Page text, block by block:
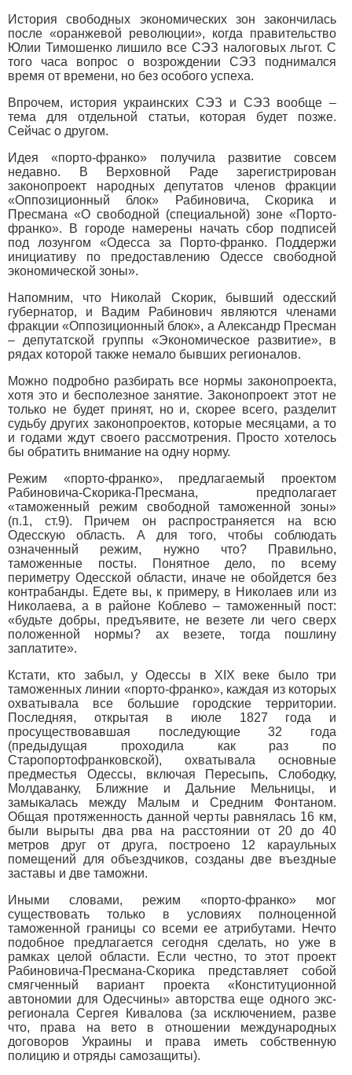
История свободных экономических зон закончилась
после «оранжевой революции», когда правительство
Юлии Тимошенко лишило все СЭЗ налоговых льгот. С
того часа вопрос о возрождении СЭЗ поднимался
время от времени, но без особого успеха.
Впрочем, история украинских СЭЗ и СЭЗ вообще –
тема для отдельной статьи, которая будет позже.
Сейчас о другом.
Идея «порто-франко» получила развитие совсем
недавно. В Верховной Раде зарегистрирован
законопроект народных депутатов членов фракции
«Оппозиционный блок» Рабиновича, Скорика и
Пресмана «О свободной (специальной) зоне «Порто-
франко». В городе намерены начать сбор подписей
под лозунгом «Одесса за Порто-франко. Поддержи
инициативу по предоставлению Одессе свободной
экономической зоны».
Напомним, что Николай Скорик, бывший одесский
губернатор, и Вадим Рабинович являются членами
фракции «Оппозиционный блок», а Александр Пресман
– депутатской группы «Экономическое развитие», в
рядах которой также немало бывших регионалов.
Можно подробно разбирать все нормы законопроекта,
хотя это и бесполезное занятие. Законопроект этот не
только не будет принят, но и, скорее всего, разделит
судьбу других законопроектов, которые месяцами, а то
и годами ждут своего рассмотрения. Просто хотелось
бы обратить внимание на одну норму.
Режим «порто-франко», предлагаемый проектом
Рабиновича-Скорика-Пресмана, предполагает
«таможенный режим свободной таможенной зоны»
(п.1, ст.9). Причем он распространяется на всю
Одесскую область. А для того, чтобы соблюдать
означенный режим, нужно что? Правильно,
таможенные посты. Понятное дело, по всему
периметру Одесской области, иначе не обойдется без
контрабанды. Едете вы, к примеру, в Николаев или из
Николаева, а в районе Коблево – таможенный пост:
«будьте добры, предъявите, не везете ли чего сверх
положенной нормы? ах везете, тогда пошлину
заплатите».
Кстати, кто забыл, у Одессы в XIX веке было три
таможенных линии «порто-франко», каждая из которых
охватывала все большие городские территории.
Последняя, открытая в июле 1827 года и
просуществовавшая последующие 32 года
(предыдущая проходила как раз по
Старопортофранковской), охватывала основные
предместья Одессы, включая Пересыпь, Слободку,
Молдаванку, Ближние и Дальние Мельницы, и
замыкалась между Малым и Средним Фонтаном.
Общая протяженность данной черты равнялась 16 км,
были вырыты два рва на расстоянии от 20 до 40
метров друг от друга, построено 12 караульных
помещений для объездчиков, созданы две въездные
заставы и две таможни.
Иными словами, режим «порто-франко» мог
существовать только в условиях полноценной
таможенной границы со всеми ее атрибутами. Нечто
подобное предлагается сегодня сделать, но уже в
рамках целой области. Если честно, то этот проект
Рабиновича-Пресмана-Скорика представляет собой
смягченный вариант проекта «Конституционной
автономии для Одесчины» авторства еще одного экс-
регионала Сергея Кивалова (за исключением, разве
что, права на вето в отношении международных
договоров Украины и права иметь собственную
полицию и отряды самозащиты).